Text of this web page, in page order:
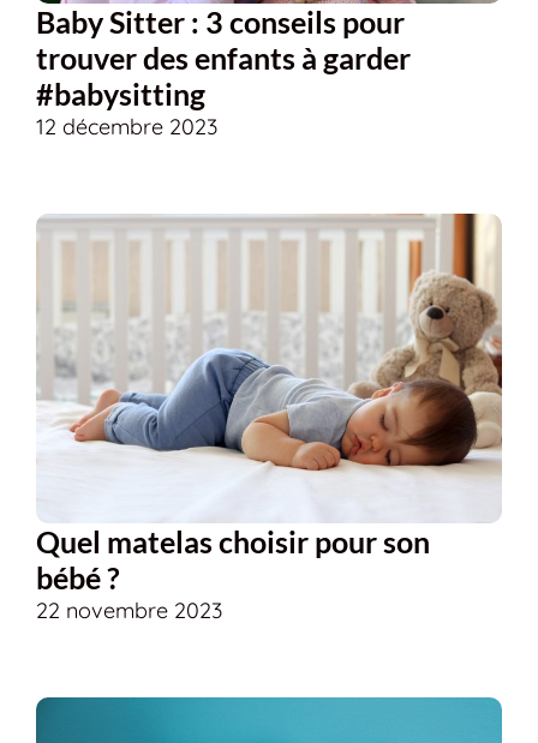
Baby Sitter : 3 conseils pour
trouver des enfants à garder
#babysitting
12 décembre 2023
Quel matelas choisir pour son
bébé ?
22 novembre 2023